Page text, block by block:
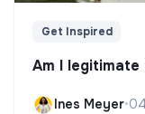
Get Inspired
Am I
Ines Meyer•